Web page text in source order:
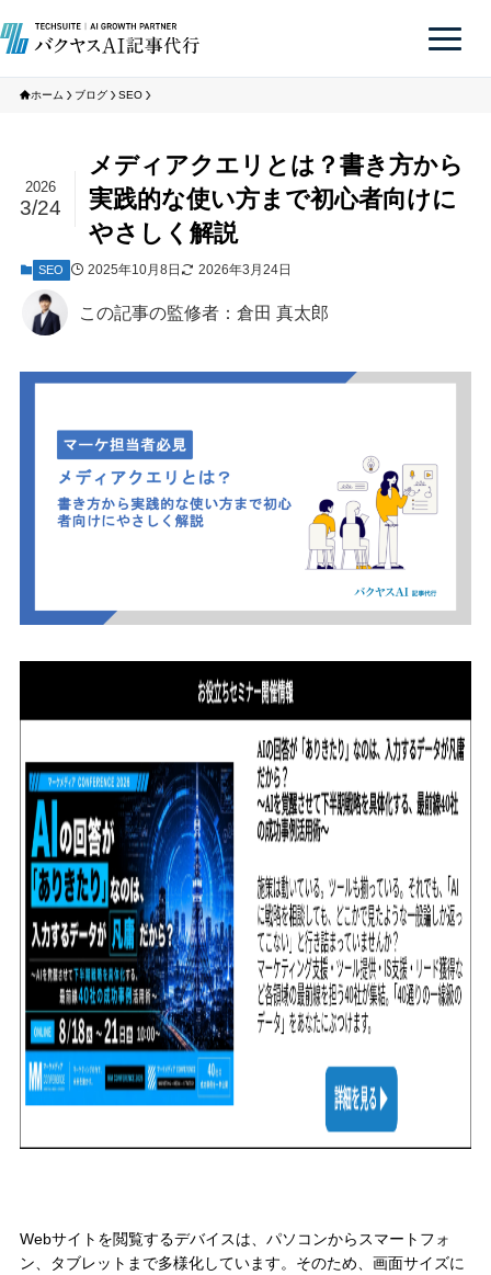
ホーム ブログ SEO
メディアクエリとは？書き方から
実践的な使い方まで初心者向けに
やさしく解説
2026
3/24
SEO 2025年10月8日 2026年3月24日
この記事の監修者：倉田 真太郎
Webサイトを閲覧するデバイスは、パソコンからスマートフォ
ン、タブレットまで多様化しています。そのため、画面サイズに